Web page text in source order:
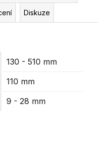
Diskuze
130 - 510 mm
110 mm
9 - 28 mm